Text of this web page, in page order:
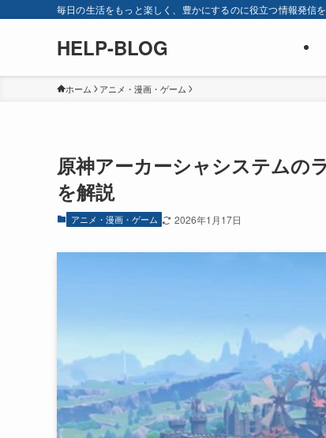
毎日の生活をもっと楽しく、豊かにするのに役立つ情報発信
HELP-BLOG
ホーム アニメ・漫画・ゲーム
原神アーカーシャシステムの
を解説
アニメ・漫画・ゲーム 2026年1月17日